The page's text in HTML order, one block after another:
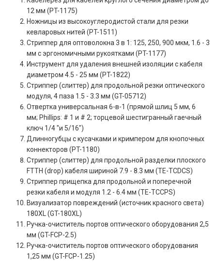
12 мм (PT-1175)
Ножницы из высокоуглеродистой стали для резки
кевларовых нитей (PT-1511)
Стриппер для оптоволокна 3 в 1: 125, 250, 900 мкм, 1.6 - 3
мм с эргономичными рукоятками (PT-1177)
Инструмент для удаления внешней изоляции с кабеля
диаметром 4.5 - 25 мм (PT-1822)
Стриппер (слиттер) для продольной резки оптического
модуля, 4 паза 1.5 - 3.3 мм (GT-05712)
Отвертка универсальная 6-в-1 (прямой шлиц 5 мм, 6
мм; Phillips: # 1 и # 2; торцевой шестигранный гаечный
ключ 1/4 "и 5/16")
Длинногубцы с кусачками и кримпером для кнопочных
коннекторов (PT-1180)
Стриппер (слиттер) для продольной разделки плоского
FTTH (drop) кабеля шириной 7.9 - 8.3 мм (TE-TCDCS)
Стриппер прищепка для продольной и поперечной
резки кабеля и модуля 1.2 - 6.4 мм (TE-TCCPS)
Визуализатор повреждений (источник красного света)
180XL (GT-180XL)
Ручка-очиститель портов оптического оборудования 2,5
мм (GT-FCP-2.5)
Ручка-очиститель портов оптического оборудования
1,25 мм (GT-FCP-1.25)